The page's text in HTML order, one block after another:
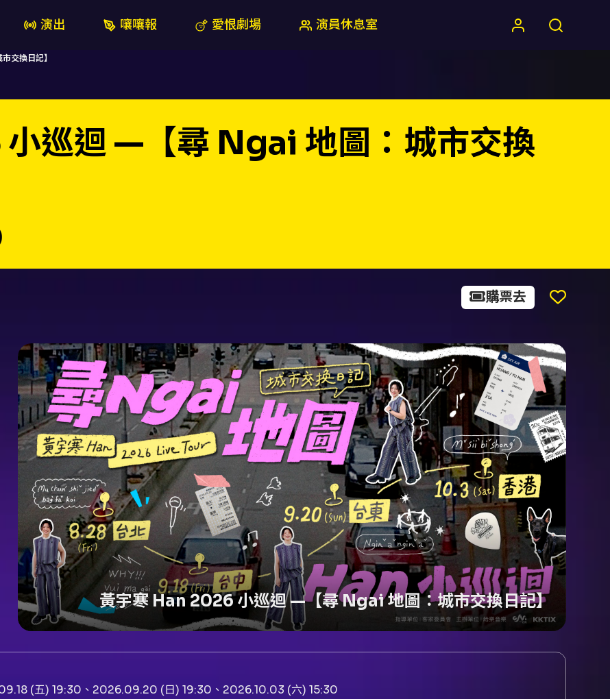
演出 嚷嚷報 愛恨劇場 演員休息室
交換日記】
巡迴 —【尋 Ngai 地圖：城市交換
購票去
黃宇寒 Han 2026 小巡迴 —【尋 Ngai 地圖：城市交換日記】
(五) 19:30、2026.09.20 (日) 19:30、2026.10.03 (六) 15:30